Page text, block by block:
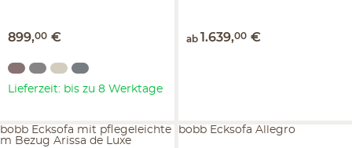
899,00 €
Lieferzeit: bis zu 8 Werktage
ab 1.639,00 €
bobb Ecksofa mit pflegeleichte
m Bezug Arissa de Luxe
bobb Ecksofa Allegro